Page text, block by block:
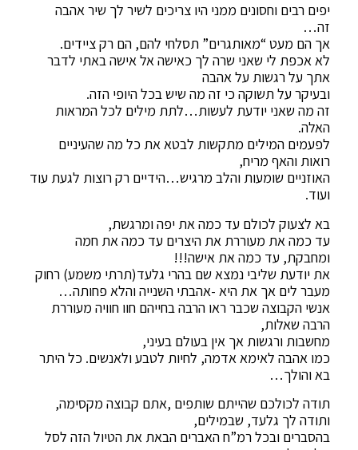
יפים רבים וחסונים ממני היו צריכים לשיר לך שיר אהבה
זה…
אך הם מעט “מאותגרים” תסלחי להם, הם רק ציידים.
לא אכפת לי שאני שרה לך כאישה אל אישה באתי לדבר
אתך על רגשות על אהבה
ובעיקר על תשוקה כי זה מה שיש בכל היופי הזה.
זה מה שאני יודעת לעשות…לתת מילים לכל המראות
האלה.
לפעמים המילים מתקשות לבטא את כל מה שהעיניים
רואות והאף מריח,
האוזניים שומעות והלב מרגיש…הידיים רק רוצות לגעת עוד
ועוד.
בא לצעוק לכולם עד כמה את יפה ומרגשת,
עד כמה את מעוררת את היצרים עד כמה את חמה
ומחבקת, עד כמה את אישה!!!
את יודעת שליבי נמצא שם בהרי גלעד(תרתי משמע) רחוק
מעבר לים אך את היא -אהבתי השנייה והלא פחותה…
אנשי הקבוצה שכבר ראו הרבה בחייהם חוו חוויה מעוררת
הרבה שאלות,
מחשבות ורגשות אך אין בעולם בעיני,
כמו אהבה לאימא אדמה, לחיות לטבע ולאנשים. כל היתר
בא והולך…
תודה לכולכם שהייתם שותפים ,אתם קבוצה מקסימה,
ותודה לך גלעד, שבמילים,
בהסברים ובכל רמ”ח האברים הבאת את הטיול הזה לסל